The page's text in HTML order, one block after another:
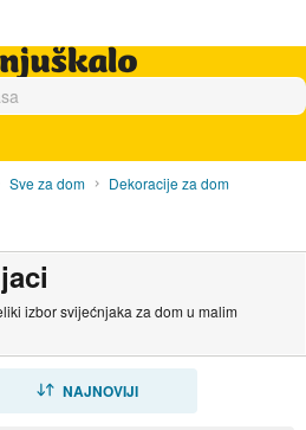
Sve za dom Dekoracije za dom
izbor svijećnjaka za dom u malim
NAJNOVIJI